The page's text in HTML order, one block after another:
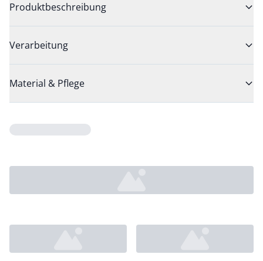
Produktbeschreibung
Verarbeitung
Material & Pflege